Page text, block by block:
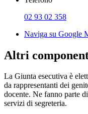
02 93 02 358
Naviga su Google
Altri
La Giunta esecutiva è
da rappresentanti dei
docente. Ne fanno parte
servizi di segreteria.